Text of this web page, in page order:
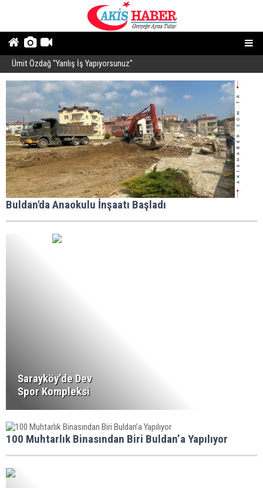
Ümit Özdağ ''Yanlış İş Yapıyorsunuz''
Buldan'da Anaokulu İnşaatı Başladı
Sarayköy’de Dev
Spor Kompleksi
100 Muhtarlık Binasından Biri Buldan’a Yapılıyor